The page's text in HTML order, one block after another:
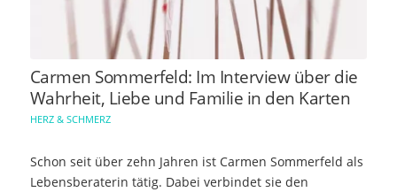
Carmen Sommerfeld: Im Interview über die
Wahrheit, Liebe und Familie in den Karten
HERZ & SCHMERZ
Schon seit über zehn Jahren ist Carmen Sommerfeld als
Lebensberaterin tätig. Dabei verbindet sie den